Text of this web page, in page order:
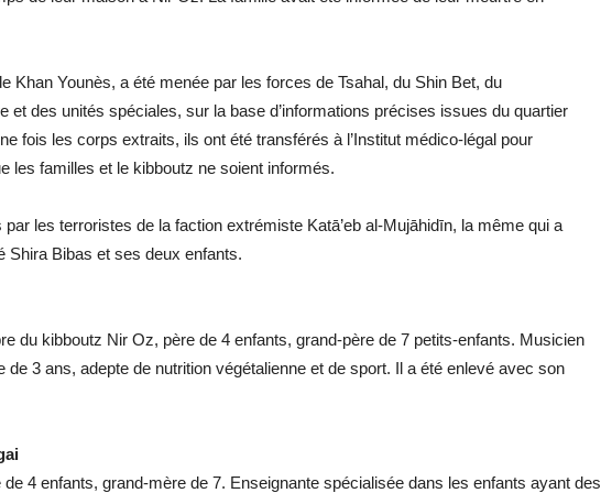
Khan Younès, a été menée par les forces de Tsahal, du Shin Bet, du
et des unités spéciales, sur la base d’informations précises issues du quartier
fois les corps extraits, ils ont été transférés à l’Institut médico-légal pour
les familles et le kibboutz ne soient informés.
les terroristes de la faction extrémiste Katā’eb al-Mujāhidīn, la même qui a
Shira Bibas et ses deux enfants.
du kibboutz Nir Oz, père de 4 enfants, grand-père de 7 petits-enfants. Musicien
de 3 ans, adepte de nutrition végétalienne et de sport. Il a été enlevé avec son
4 enfants, grand-mère de 7. Enseignante spécialisée dans les enfants ayant des